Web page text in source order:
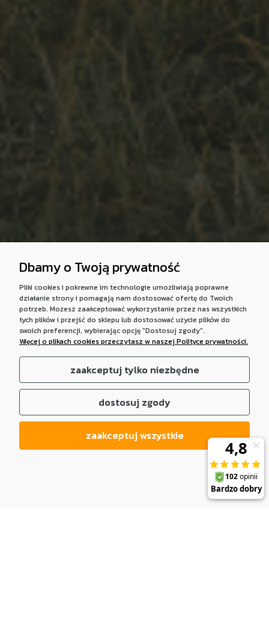
Dbamy o Twoją prywatność
Pliki cookies i pokrewne im technologie umożliwiają poprawne
działanie strony i pomagają nam dostosować ofertę do Twoich
potrzeb. Możesz zaakceptować wykorzystanie przez nas wszystkich
tych plików i przejść do sklepu lub dostosować użycie plików do
swoich preferencji, wybierając opcję "Dostosuj zgody".
Więcej o plikach cookies przeczytasz w naszej Polityce prywatności.
zaakceptuj tylko niezbędne
dostosuj zgody
zaakceptuj wszystkie